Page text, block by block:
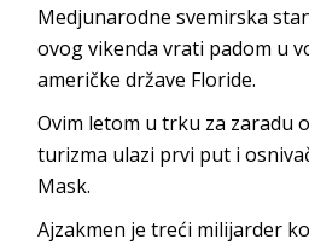
Medjunarodne svemirska
ovog vikenda vrati padom u
američke države Floride.
Ovim letom u trku za zaradu
turizma ulazi prvi put i
Mask.
Ajzakmen je treći milijarder